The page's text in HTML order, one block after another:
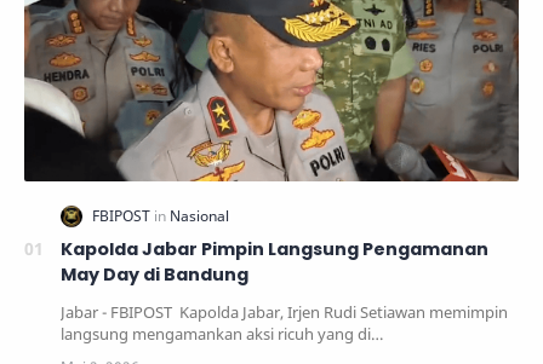
Kapolda Jabar Pimpin Langsung Pengamanan
May Day di Bandung
Jabar - FBIPOST Kapolda Jabar, Irjen Rudi Setiawan memimpin
langsung mengamankan aksi ricuh yang di…